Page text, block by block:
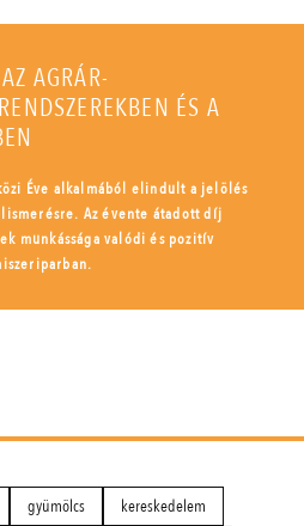
AGRÁR-
ÉS A
Éve alkalmából elindult a jelölés
Az évente átadott díj
munkássága valódi és pozitív
gyümölcs
kereskedelem